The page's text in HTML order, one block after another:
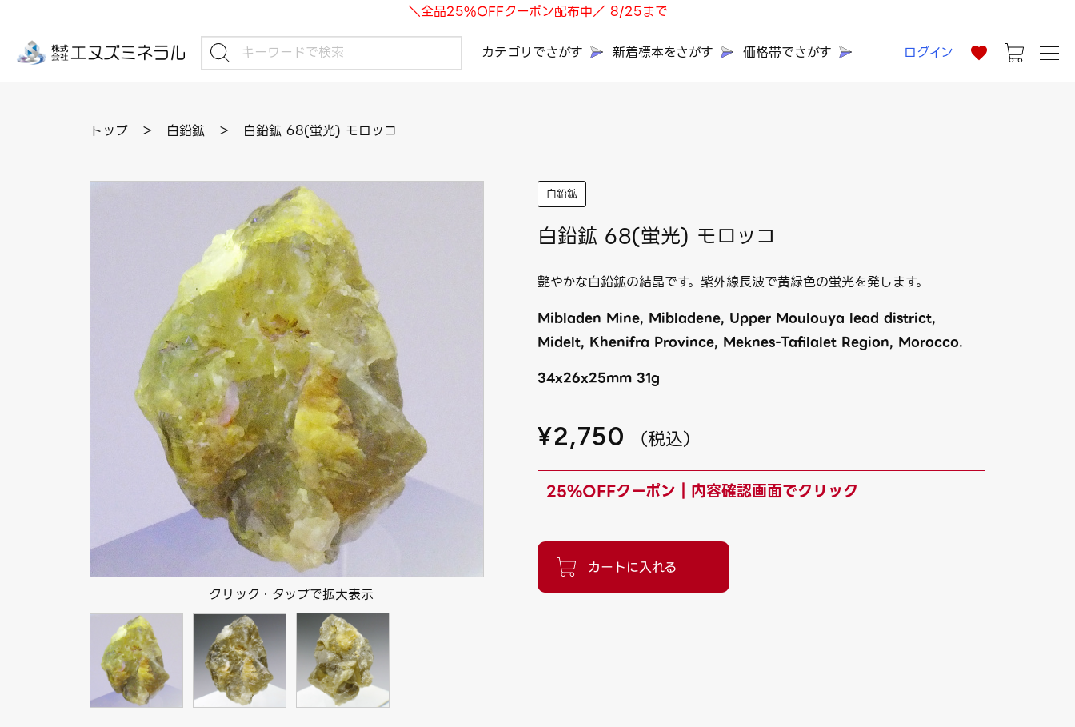
＼全品25%OFFクーポン配布中／ 8/25まで
カテゴリでさがす 新着標本をさがす 価格帯でさがす ログイン
トップ ＞ 白鉛鉱 ＞ 白鉛鉱 68(蛍光) モロッコ
クリック・タップで拡大表示
白鉛鉱
白鉛鉱 68(蛍光) モロッコ
艶やかな白鉛鉱の結晶です。紫外線長波で黄緑色の蛍光を発します。
Mibladen Mine, Mibladene, Upper Moulouya lead district,
Midelt, Khenifra Province, Meknes-Tafilalet Region, Morocco.
34x26x25mm 31g
¥2,750 （税込）
25%OFFクーポン｜内容確認画面でクリック